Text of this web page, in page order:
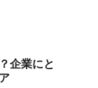
企業にと